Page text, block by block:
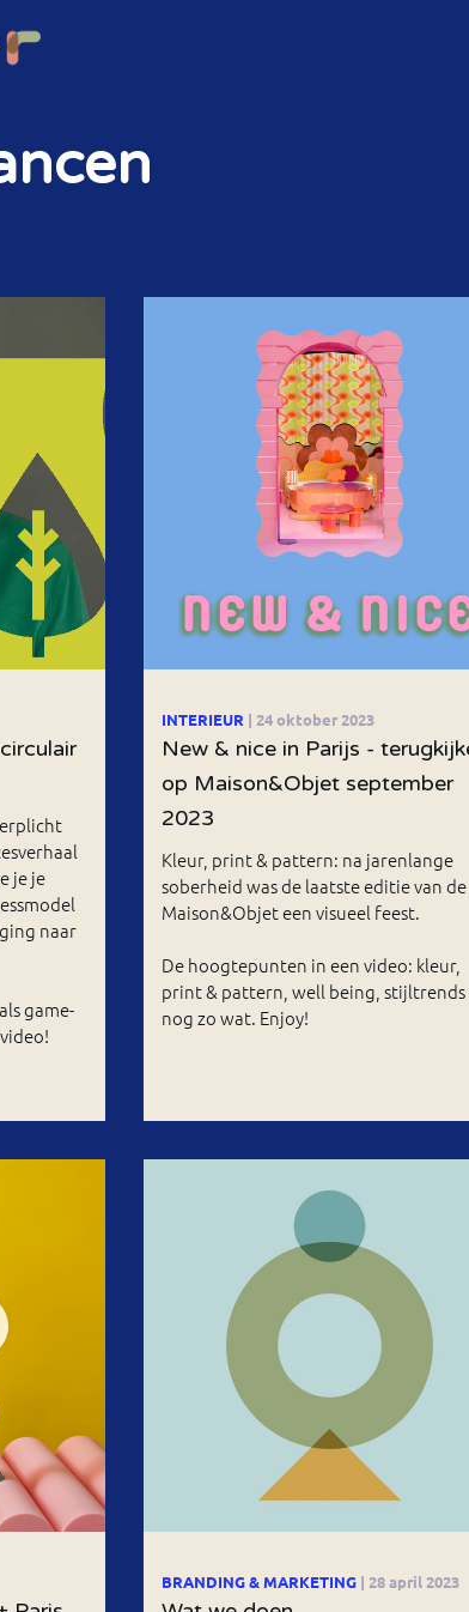
NIEUWSBRIEF
OP DE
je je
naar
game-
INTERIEUR | 24 oktober 2023
New & nice in Parijs -
op Maison&Objet september
2023
Kleur, print & pattern: na jarenlange
soberheid was de laatste editie van de
Maison&Objet een visueel feest.
De hoogtepunten in een video: kleur,
print & pattern, well being, stijltrends
nog zo wat. Enjoy!
BRANDING & MARKETING | 28 april 2023